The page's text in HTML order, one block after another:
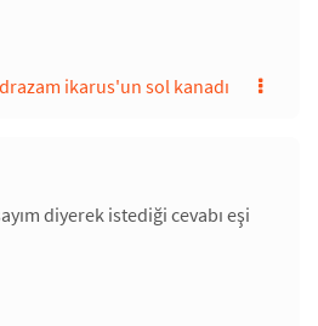
ikarus'un sol kanadı
diyerek istediği cevabı eşi